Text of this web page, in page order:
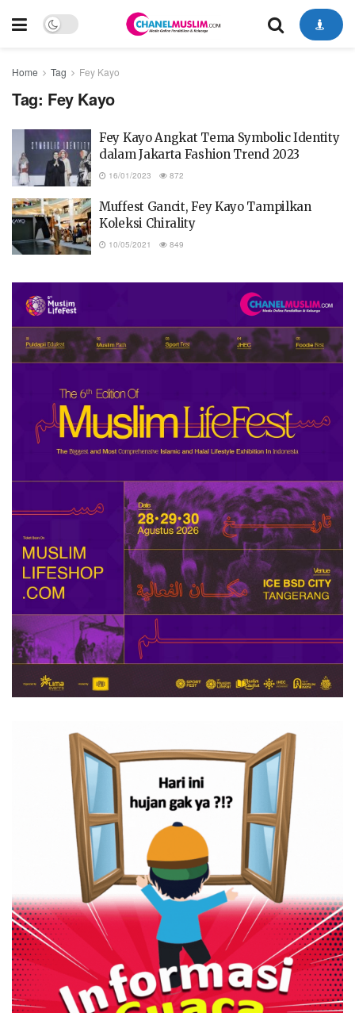
Home Tag Fey Kayo
Tag: Fey Kayo
Fey Kayo Angkat Tema Symbolic Identity
dalam Jakarta Fashion Trend 2023
16/01/2023 872
Muffest Gancit, Fey Kayo Tampilkan
Koleksi Chirality
10/05/2021 849